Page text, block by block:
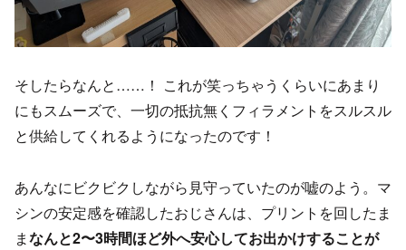
そしたらなんと……！ これが笑っちゃうくらいにあまり
にもスムーズで、一切の抵抗無くフィラメントをスルスル
と供給してくれるようになったのです！
あんなにビクビクしながら見守っていたのが嘘のよう。マ
シンの安定感を確認したおじさんは、プリントを回したま
まなんと2〜3時間ほど外へ安心してお出かけすることが